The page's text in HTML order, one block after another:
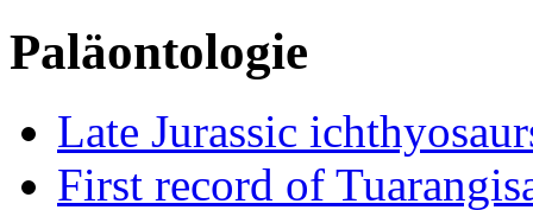
Paläontologie
Late Jurassic
First record of